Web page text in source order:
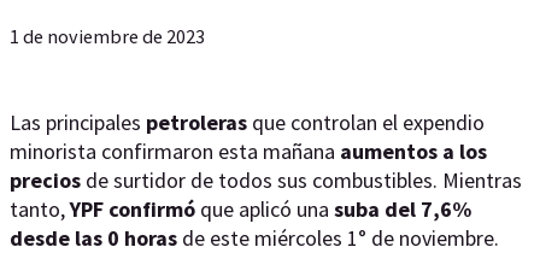
1 de noviembre de 2023
Las principales petroleras que controlan el expendio
minorista confirmaron esta mañana aumentos a los
precios de surtidor de todos sus combustibles. Mientras
tanto,YPF confirmó que aplicó una suba del 7,6%
desde las 0 horas de este miércoles 1° de noviembre.